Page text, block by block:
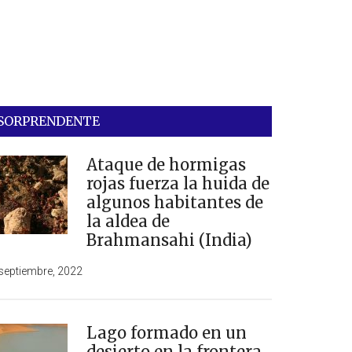
Ataque de hormigas
rojas fuerza la huida de
algunos habitantes de
la aldea de
Brahmansahi (India)
2022
Lago formado en un